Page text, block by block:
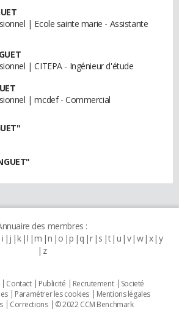
| Ecole sainte marie - Assistante
| CITEPA - Ingénieur d'étude
| mcdef - Commercial
des membres :
i j k l m n o p q r s t u v w x y
z
Contact Publicité Recrutement
Societé
Paramétrer les cookies
Mentions légales
Corrections © 2022 CCM Benchmark